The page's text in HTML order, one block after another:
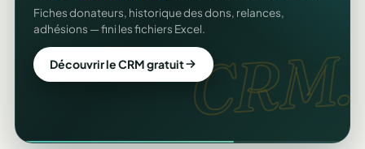
CRM.
Fiches donateurs, historique des dons, relances,
adhésions — fini les fichiers Excel.
Découvrir le CRM gratuit